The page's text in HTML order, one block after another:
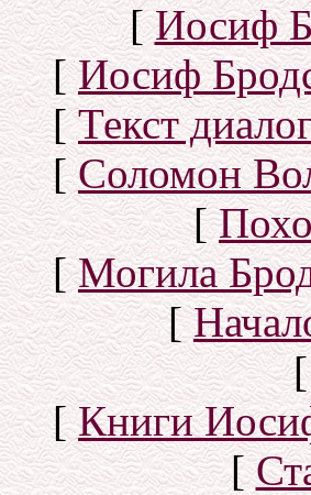
[Иосиф
[Иосиф
[Текст
[Соломон
[
[Могила
[
[Книги
[